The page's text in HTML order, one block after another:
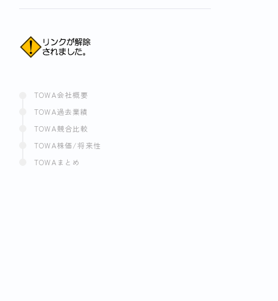
TOWA会社概要
TOWA過去業績
TOWA競合比較
TOWA株価/将来性
TOWAまとめ